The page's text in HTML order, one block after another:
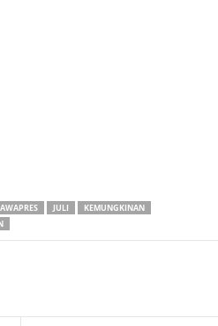
JULI
KEMUNGKINAN